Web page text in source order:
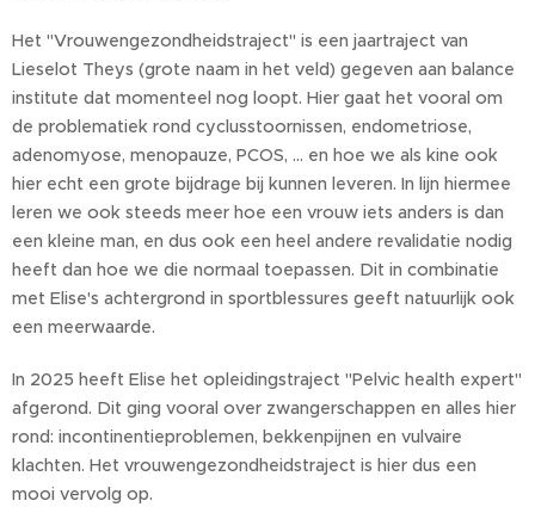
Het "Vrouwengezondheidstraject" is een jaartraject van
Lieselot Theys (grote naam in het veld) gegeven aan balance
institute dat momenteel nog loopt. Hier gaat het vooral om
de problematiek rond cyclusstoornissen, endometriose,
adenomyose, menopauze, PCOS, ... en hoe we als kine ook
hier echt een grote bijdrage bij kunnen leveren. In lijn hiermee
leren we ook steeds meer hoe een vrouw iets anders is dan
een kleine man, en dus ook een heel andere revalidatie nodig
heeft dan hoe we die normaal toepassen. Dit in combinatie
met Elise's achtergrond in sportblessures geeft natuurlijk ook
een meerwaarde.
In 2025 heeft Elise het opleidingstraject "Pelvic health expert"
afgerond. Dit ging vooral over zwangerschappen en alles hier
rond: incontinentieproblemen, bekkenpijnen en vulvaire
klachten. Het vrouwengezondheidstraject is hier dus een
mooi vervolg op.